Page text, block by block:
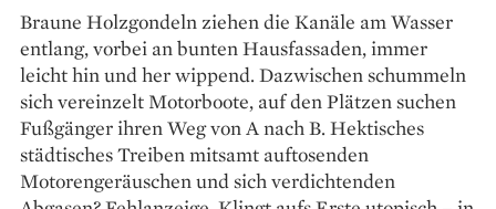
Braune Holzgondeln ­ziehen die Kanäle am Wasser
entlang, vorbei an bunten Hausfassaden, immer
leicht hin und her wippend. Dazwischen schummeln
sich vereinzelt Motorboote, auf den Plätzen suchen
Fußgänger ihren Weg von A nach B. Hektisches
städtisches Treiben mitsamt auftosenden
Motorengeräuschen und sich verdichtenden